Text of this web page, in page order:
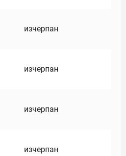
изчерпан
изчерпан
изчерпан
изчерпан